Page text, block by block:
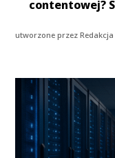
contentowej?
utworzone przezRedakcja